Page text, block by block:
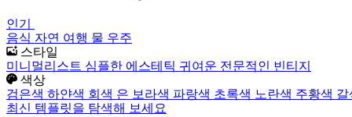
인기
음식 자연 여행 물 우주
스타일
미니멀리스트 심플한 에스테틱 귀여운 전문적인 빈티지
색상
검은색 하얀색 회색 은 보라색 파랑색 초록색 노란색 주황색
최신 템플릿을 탐색해 보세요